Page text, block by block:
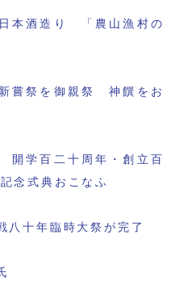
本酒造り 「農山漁村の
嘗祭を御親祭 神饌をお
開学百二十周年・創立百
念式典おこなふ
十年臨時大祭が完了